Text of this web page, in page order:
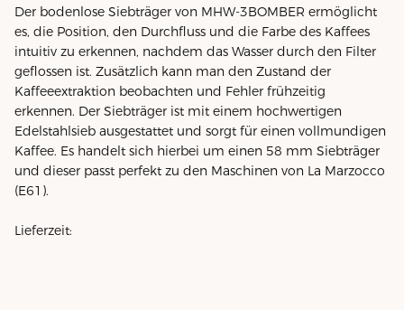
Der bodenlose Siebträger von MHW-3BOMBER ermöglicht
es, die Position, den Durchfluss und die Farbe des Kaffees
intuitiv zu erkennen, nachdem das Wasser durch den Filter
geflossen ist. Zusätzlich kann man den Zustand der
Kaffeeextraktion beobachten und Fehler frühzeitig
erkennen. Der Siebträger ist mit einem hochwertigen
Edelstahlsieb ausgestattet und sorgt für einen vollmundigen
Kaffee. Es handelt sich hierbei um einen 58 mm Siebträger
und dieser passt perfekt zu den Maschinen von La Marzocco
(E61).
Lieferzeit: